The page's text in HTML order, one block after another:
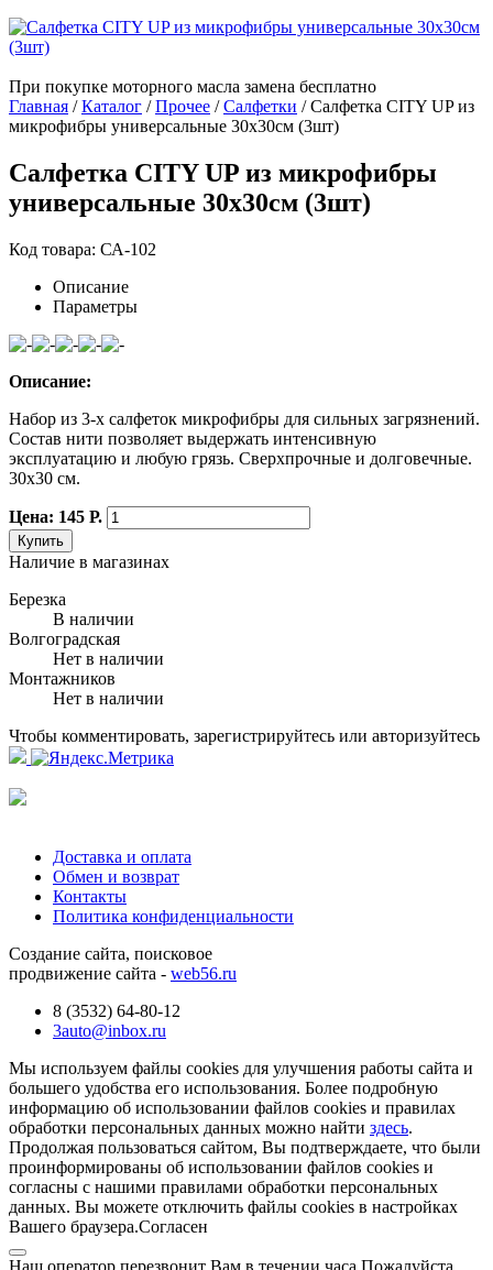
При покупке моторного масла замена бесплатно
Главная /Каталог /Прочее /Салфетки /Салфетка CITY UP из
микрофибры универсальные 30х30см (3шт)
Салфетка CITY UP из микрофибры
универсальные 30х30см (3шт)
Код товара: СА-102
Описание
Параметры
Описание:
Набор из 3-х салфеток микрофибры для сильных загрязнений.
Состав нити позволяет выдержать интенсивную
эксплуатацию и любую грязь. Сверхпрочные и долговечные.
30х30 см.
Цена: 145 Р.
Купить
Наличие в магазинах
Березка
В наличии
Волгоградская
Нет в наличии
Монтажников
Нет в наличии
Чтобы комментировать, зарегистрируйтесь или авторизуйтесь
Доставка и оплата
Обмен и возврат
Контакты
Политика конфиденциальности
Создание сайта, поисковое
продвижение сайта - web56.ru
8 (3532) 64-80-12
3auto@inbox.ru
Мы используем файлы cookies для улучшения работы сайта и
большего удобства его использования. Более подробную
информацию об использовании файлов cookies и правилах
обработки персональных данных можно найти здесь.
Продолжая пользоваться сайтом, Вы подтверждаете, что были
проинформированы об использовании файлов cookies и
согласны с нашими правилами обработки персональных
данных. Вы можете отключить файлы cookies в настройках
Вашего браузера.Согласен
Наш оператор перезвонит Вам в течении часа Пожалуйста,